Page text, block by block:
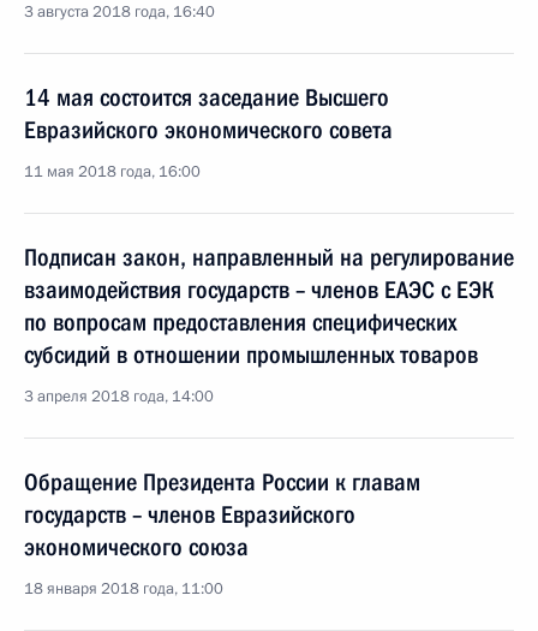
3 августа 2018 года, 16:40
14 мая состоится заседание Высшего
Евразийского экономического совета
11 мая 2018 года, 16:00
Подписан закон, направленный на регулирование
взаимодействия государств – членов ЕАЭС с ЕЭК
по вопросам предоставления специфических
субсидий в отношении промышленных товаров
3 апреля 2018 года, 14:00
Обращение Президента России к главам
государств – членов Евразийского
экономического союза
18 января 2018 года, 11:00